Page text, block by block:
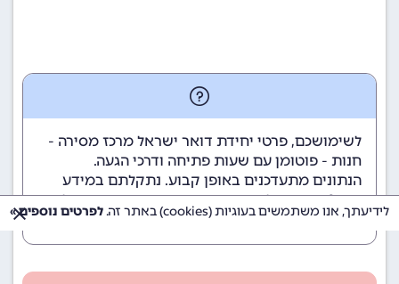
לשימושכם, פרטי יחידת דואר ישראל מרכז מסירה -
חנות - פוטומן עם שעות פתיחה ודרכי הגעה.
הנתונים מתעדכנים באופן קבוע. נתקלתם במידע
שגוי? השאירו לנו תגובה בתחתית הדף כדי שנוכל
לטפל בבעיה בהקדם.
לידיעתך, אנו משתמשים בעוגיות (cookies) באתר זה. לפרטים נוספים »